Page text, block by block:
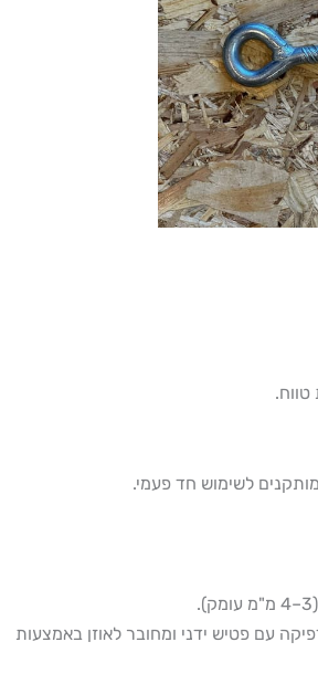
לשימוש חד פעמי.
עם פטיש ידני ומחובר לאוזן באמצעות